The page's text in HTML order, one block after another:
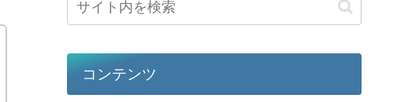
コンテンツ